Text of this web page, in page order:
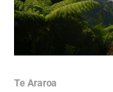
Te Araroa